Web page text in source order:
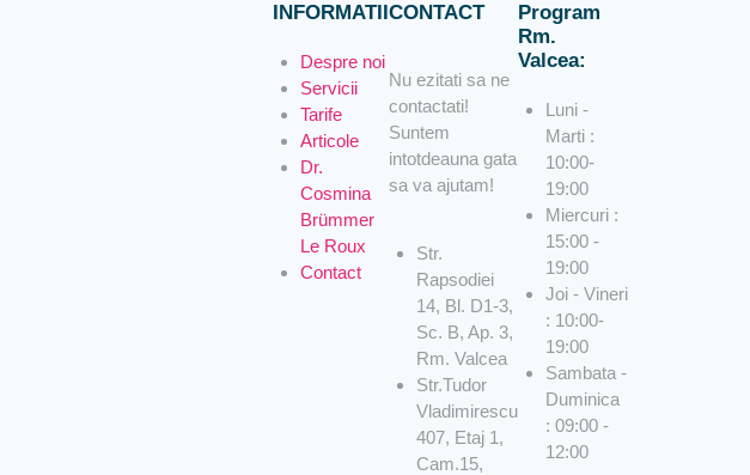
INFORMATII
Despre noi
Servicii
Tarife
Articole
Dr.
Cosmina
Brümmer
Le Roux
Contact
CONTACT
Nu ezitati sa ne
contactati!
Suntem
intotdeauna gata
sa va ajutam!
Str.
Rapsodiei
14, Bl. D1-3,
Sc. B, Ap. 3,
Rm. Valcea
Str.Tudor
Vladimirescu
407, Etaj 1,
Cam.15,
Program
Rm.
Valcea:
Luni -
Marti :
10:00-
19:00
Miercuri :
15:00 -
19:00
Joi - Vineri
: 10:00-
19:00
Sambata -
Duminica
: 09:00 -
12:00